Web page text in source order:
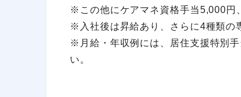
※この他にケアマネ資格手当5,000円
※入社後は昇給あり、さらに4種類の
※月給・年収例には、居住支援特別
い。